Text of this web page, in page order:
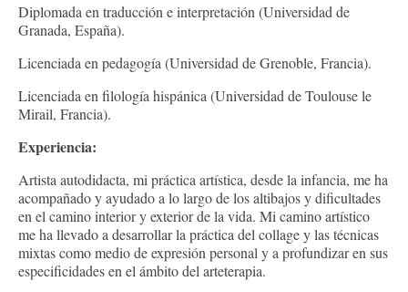
Diplomada en traducción e interpretación (Universidad de
Granada, España).
Licenciada en pedagogía (Universidad de Grenoble, Francia).
Licenciada en filología hispánica (Universidad de Toulouse le
Mirail, Francia).
Experiencia:
Artista autodidacta, mi práctica artística, desde la infancia, me ha
acompañado y ayudado a lo largo de los altibajos y dificultades
en el camino interior y exterior de la vida. Mi camino artístico
me ha llevado a desarrollar la práctica del collage y las técnicas
mixtas como medio de expresión personal y a profundizar en sus
especificidades en el ámbito del arteterapia.